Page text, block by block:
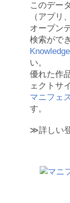
このデー
（アプリ
オープン
検索がで
い。
優れた作
ェクトサ
マニフェ
す。
≫詳しい